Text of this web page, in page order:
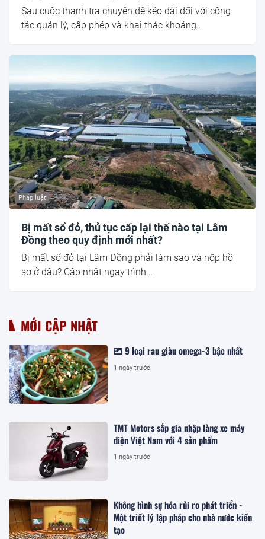
Sau cuộc thanh tra chuyên đề kéo dài đối với công
tác quản lý, cấp phép và khai thác khoáng...
Pháp luật
Bị mất sổ đỏ, thủ tục cấp lại thế nào tại Lâm
Đồng theo quy định mới nhất?
Bị mất sổ đỏ tại Lâm Đồng phải làm sao và nộp hồ
sơ ở đâu? Cập nhật ngay trình...
MỚI CẬP NHẬT
9 loại rau giàu omega-3 bậc nhất
1 ngày trước
TMT Motors sắp gia nhập làng xe máy
điện Việt Nam với 4 sản phẩm
1 ngày trước
Không hình sự hóa rủi ro phát triển -
Một triết lý lập pháp cho nhà nước kiến
tạo